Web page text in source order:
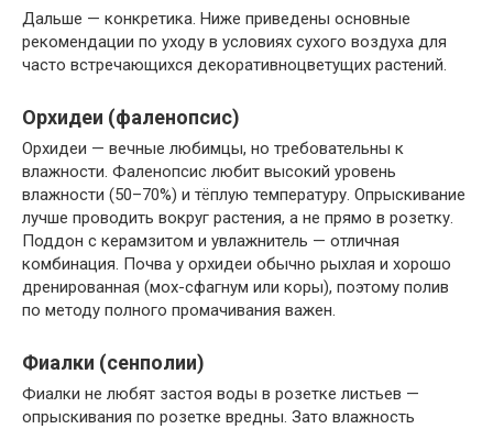
Дальше — конкретика. Ниже приведены основные
рекомендации по уходу в условиях сухого воздуха для
часто встречающихся декоративноцветущих растений.
Орхидеи (фаленопсис)
Орхидеи — вечные любимцы, но требовательны к
влажности. Фаленопсис любит высокий уровень
влажности (50–70%) и тёплую температуру. Опрыскивание
лучше проводить вокруг растения, а не прямо в розетку.
Поддон с керамзитом и увлажнитель — отличная
комбинация. Почва у орхидеи обычно рыхлая и хорошо
дренированная (мох-сфагнум или коры), поэтому полив
по методу полного промачивания важен.
Фиалки (сенполии)
Фиалки не любят застоя воды в розетке листьев —
опрыскивания по розетке вредны. Зато влажность